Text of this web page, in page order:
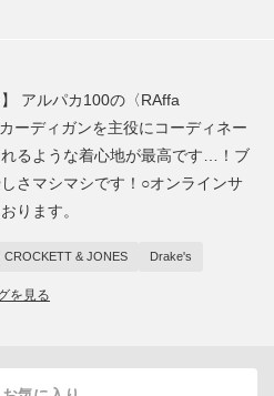
アルパカ100の〈RAffa
ーディガンを主役にコーディネー
るような着心地が最高です…！ブ
さマシマシです！○オンラインサ
ります。
CROCKETT & JONES Drake's
を見る